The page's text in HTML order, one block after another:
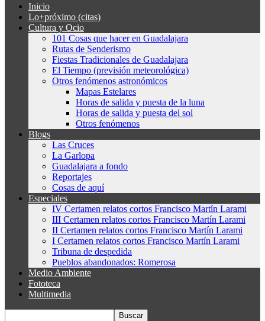
Inicio
Lo+próximo (citas)
Cultura y Ocio
101 Cosas que hacer en Guadalajara
Rutas de Senderismo
Fiestas Tradicionales de Guadalajara
El Tiempo (previsión meteorológica)
Otros fenómenos astronómicos
Mapas Estelares
Horas de salida y puesta de la luna
Horas de salida y puesta del sol
Otros fenómenos
Blogs
Las Cruces
La Garlopa
Guadalajara a fondo
Reportajes
Cosas de aquí
Especiales
IV Certamen relatos cortos Francisco Martín Larami
III Certamen relatos cortos Francisco Martín Larami
II Certamen relatos cortos Francisco Martín Larami
I Certamen relatos cortos Francisco Martín Larami
Tribuna de despedida
Pueblos abandonados: Romerosa
Medio Ambiente
Fototeca
Multimedia